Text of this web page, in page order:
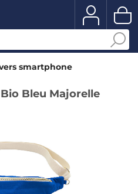
smartphone
Bleu Majorelle